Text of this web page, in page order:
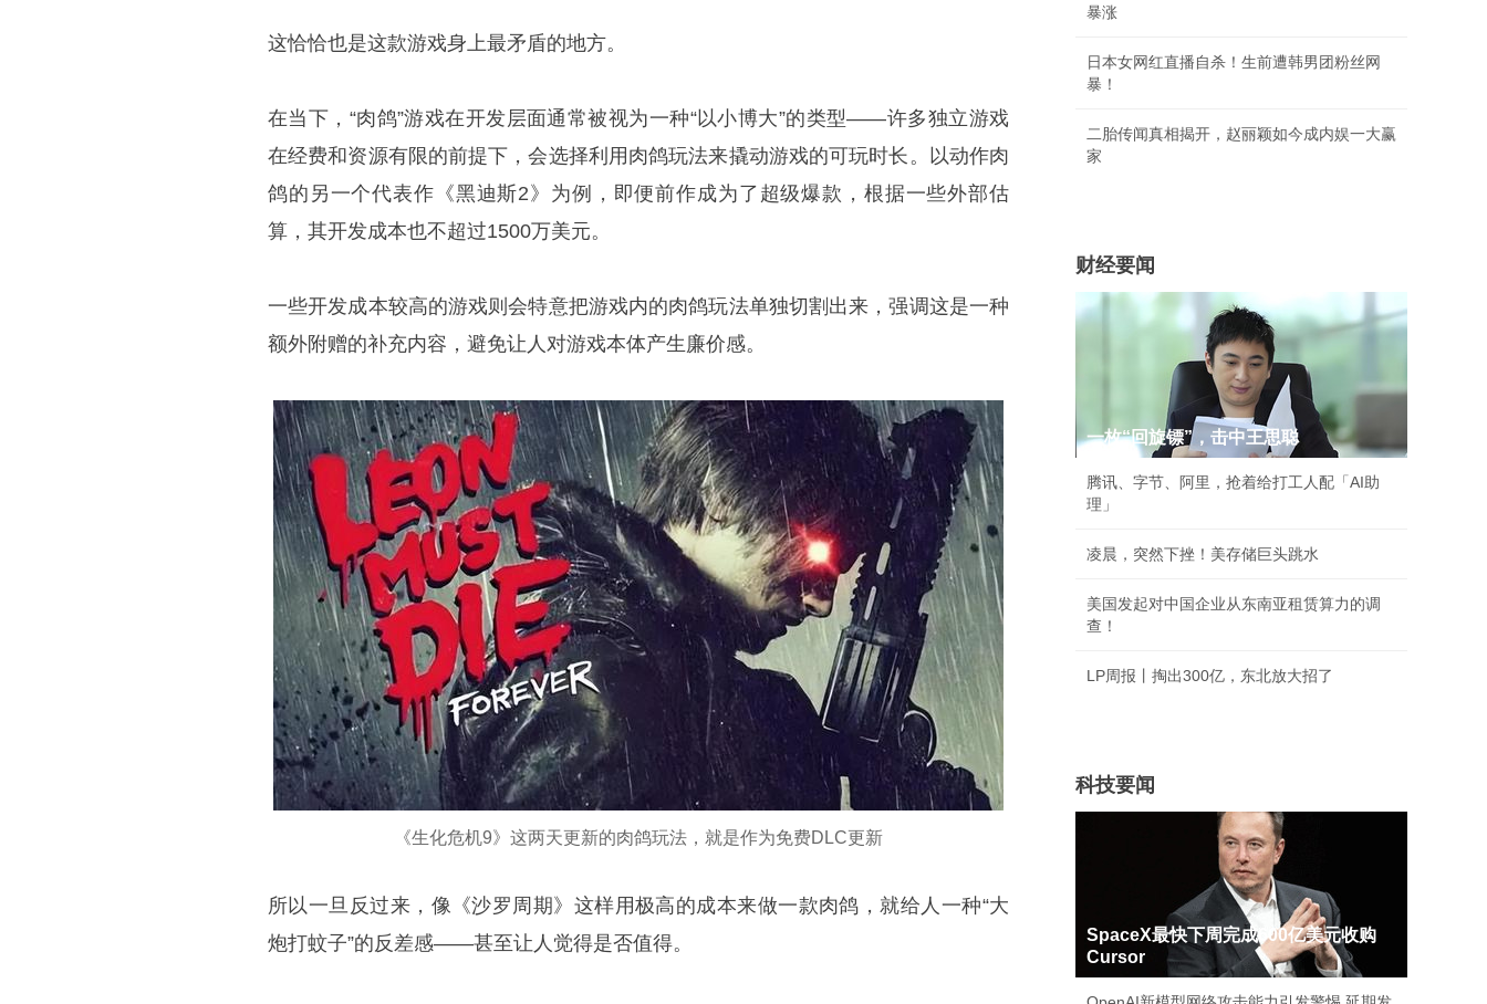
这恰恰也是这款游戏身上最矛盾的地方。
在当下，“肉鸽”游戏在开发层面通常被视为一种“以小博大”的类型——许多独立游戏
在经费和资源有限的前提下，会选择利用肉鸽玩法来撬动游戏的可玩时长。以动作肉
鸽的另一个代表作《黑迪斯2》为例，即便前作成为了超级爆款，根据一些外部估
算，其开发成本也不超过1500万美元。
一些开发成本较高的游戏则会特意把游戏内的肉鸽玩法单独切割出来，强调这是一种
额外附赠的补充内容，避免让人对游戏本体产生廉价感。
《生化危机9》这两天更新的肉鸽玩法，就是作为免费DLC更新
所以一旦反过来，像《沙罗周期》这样用极高的成本来做一款肉鸽，就给人一种“大
炮打蚊子”的反差感——甚至让人觉得是否值得。
暴涨
日本女网红直播自杀！生前遭韩男团粉丝网
暴！
二胎传闻真相揭开，赵丽颖如今成内娱一大赢
家
财经要闻
一枚“回旋镖”，击中王思聪
腾讯、字节、阿里，抢着给打工人配「AI助
理」
凌晨，突然下挫！美存储巨头跳水
美国发起对中国企业从东南亚租赁算力的调
查！
LP周报丨掏出300亿，东北放大招了
科技要闻
SpaceX最快下周完成600亿美元收购
Cursor